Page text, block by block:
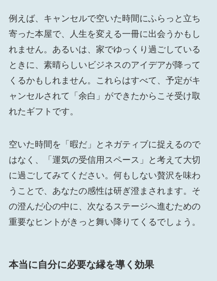
例えば、キャンセルで空いた時間にふらっと立ち
寄った本屋で、人生を変える一冊に出会うかもし
れません。あるいは、家でゆっくり過ごしている
ときに、素晴らしいビジネスのアイデアが降って
くるかもしれません。これらはすべて、予定がキ
ャンセルされて「余白」ができたからこそ受け取
れたギフトです。
空いた時間を「暇だ」とネガティブに捉えるので
はなく、「運気の受信用スペース」と考えて大切
に過ごしてみてください。何もしない贅沢を味わ
うことで、あなたの感性は研ぎ澄まされます。そ
の澄んだ心の中に、次なるステージへ進むための
重要なヒントがきっと舞い降りてくるでしょう。
本当に自分に必要な縁を導く効果